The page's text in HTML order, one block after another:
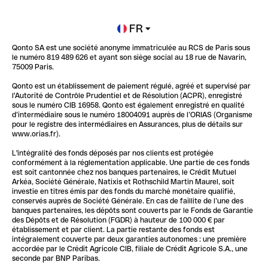
Glossaire finance
FR
Qonto SA est une société anonyme immatriculée au RCS de Paris sous
le numéro 819 489 626 et ayant son siège social au 18 rue de Navarin,
75009 Paris.
Qonto est un établissement de paiement régulé, agréé et supervisé par
l'Autorité de Contrôle Prudentiel et de Résolution (ACPR), enregistré
sous le numéro CIB 16958. Qonto est également enregistré en qualité
d’intermédiaire sous le numéro 18004091 auprès de l’ORIAS (Organisme
pour le registre des intermédiaires en Assurances, plus de détails sur
www.orias.fr).
L'intégralité des fonds déposés par nos clients est protégée
conformément à la réglementation applicable. Une partie de ces fonds
est soit cantonnée chez nos banques partenaires, le Crédit Mutuel
Arkéa, Société Générale, Natixis et Rothschild Martin Maurel, soit
investie en titres émis par des fonds du marché monétaire qualifié,
conservés auprès de Société Générale. En cas de faillite de l’une des
banques partenaires, les dépôts sont couverts par le Fonds de Garantie
des Dépôts et de Résolution (FGDR) à hauteur de 100 000 € par
établissement et par client. La partie restante des fonds est
intégralement couverte par deux garanties autonomes : une première
accordée par le Crédit Agricole CIB, filiale de Crédit Agricole S.A., une
seconde par BNP Paribas.